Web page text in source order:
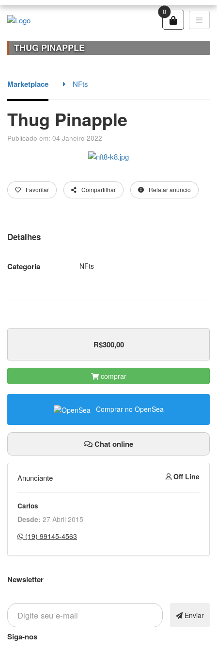
0
THUG PINAPPLE
Marketplace NFts
Thug Pinapple
Publicado em: 04 Janeiro 2022
Favoritar Compartilhar Relatar anúncio
Detalhes
Categoria NFts
R$300,00
comprar
Comprar no OpenSea
Chat online
Anunciante Off Line
Carlos
Desde: 27 Abril 2015
(19) 99145-4563
Newsletter
Enviar
Siga-nos